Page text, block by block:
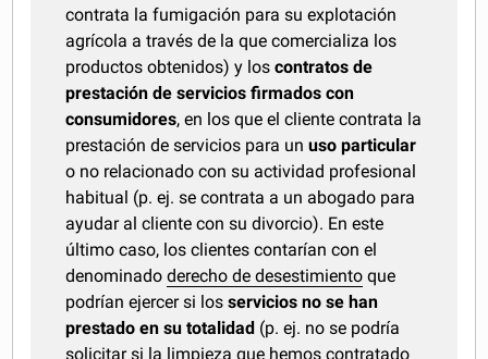
contrata la fumigación para su explotación
agrícola a través de la que comercializa los
productos obtenidos) y loscontratos de
prestación de servicios firmados con
consumidores, en los que el cliente contrata la
prestación de servicios para unuso particular
o no relacionado con su actividad profesional
habitual (p. ej. se contrata a un abogado para
ayudar al cliente con su divorcio). En este
último caso, los clientes contarían con el
denominadoderecho de desestimiento que
podrían ejercer si losservicios no se han
prestado en su totalidad (p. ej. no se podría
solicitar si la limpieza que hemos contratado